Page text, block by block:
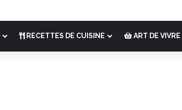
RECETTES DE CUISINE ART DE VIVRE